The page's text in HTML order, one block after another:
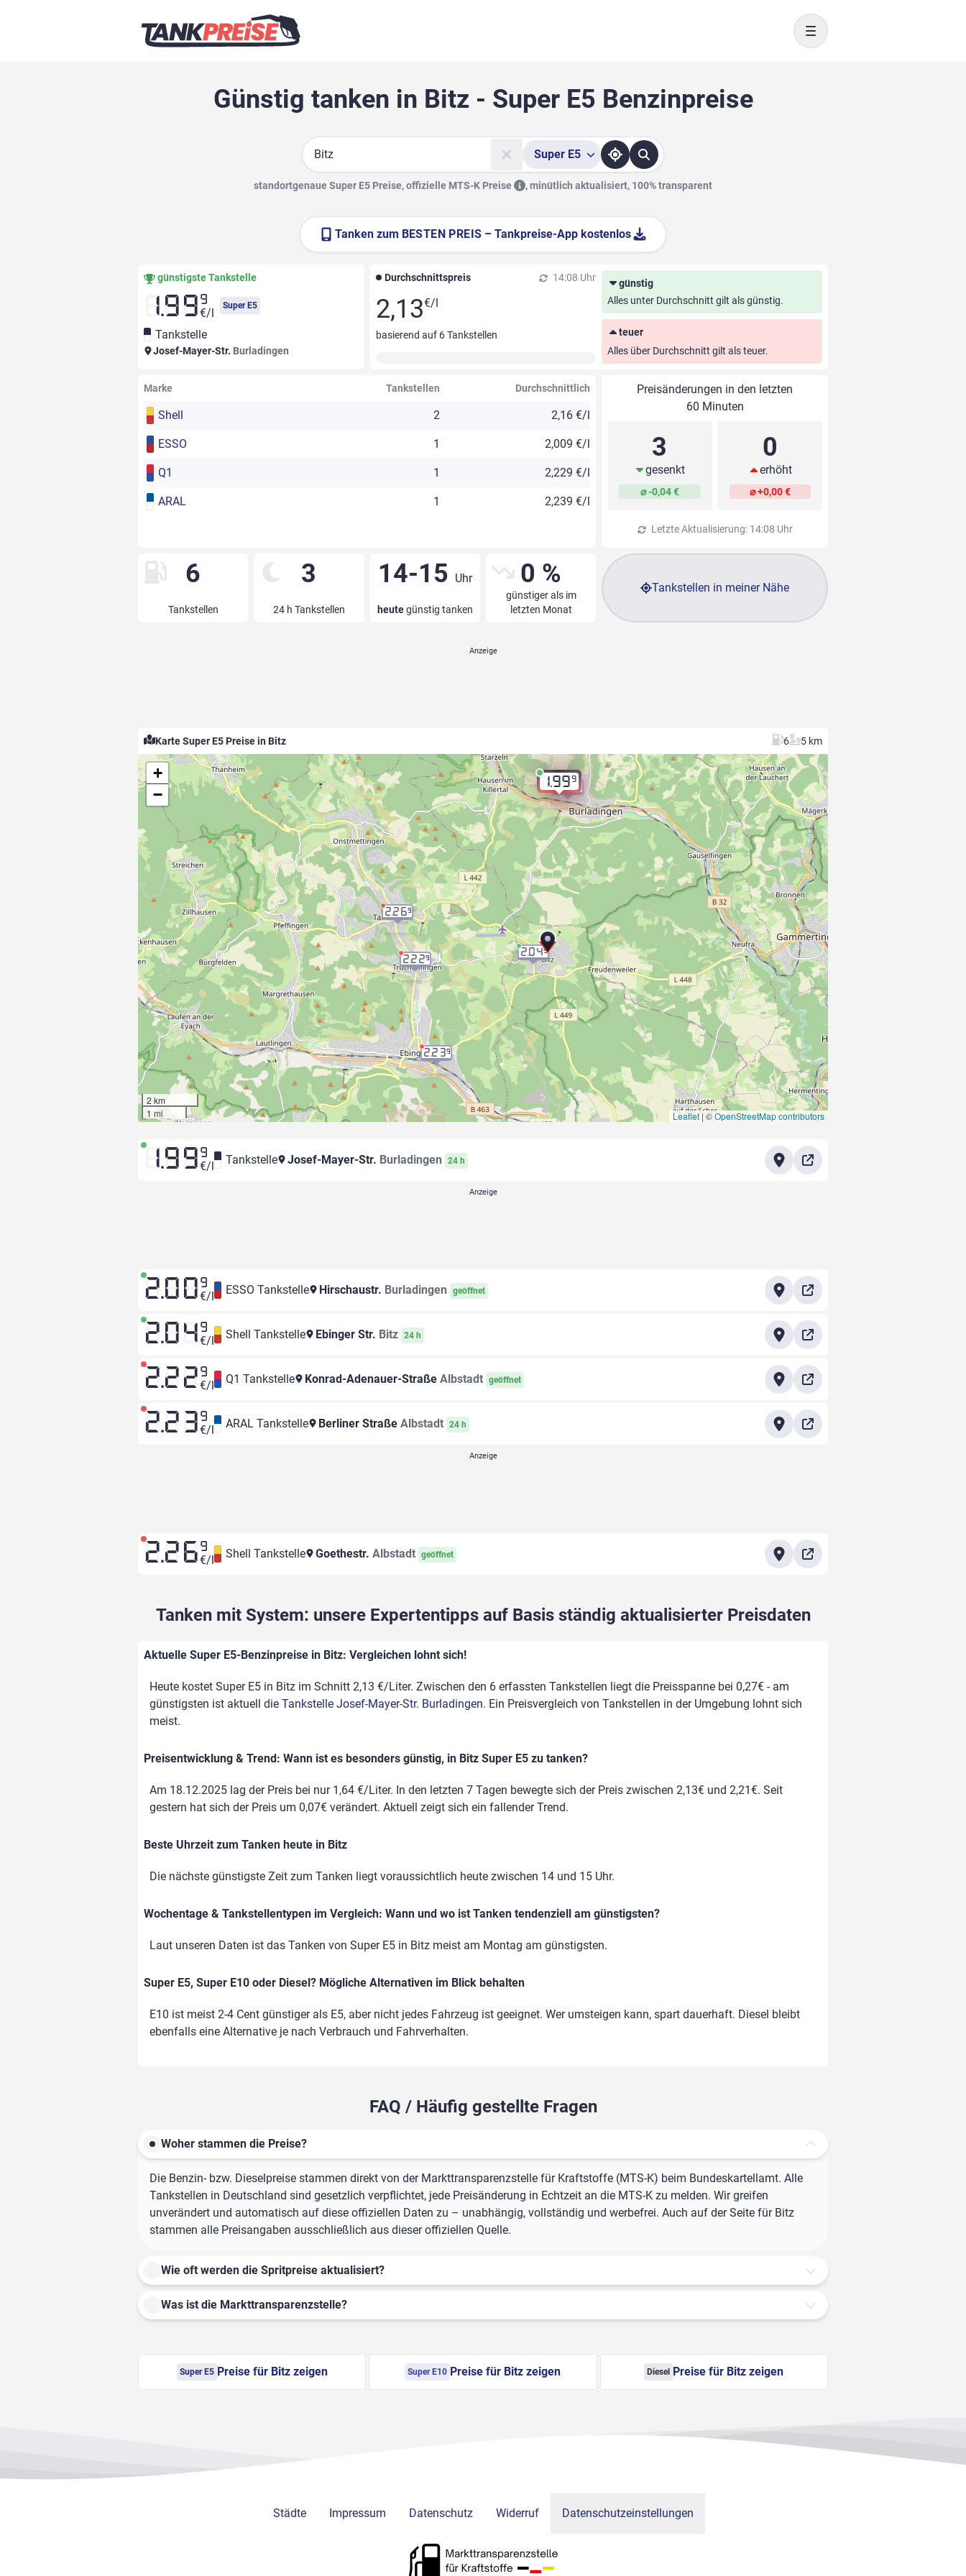
Toggle navigation
Günstig tanken in Bitz - Super E5 Benzinpreise
Suche
Super E5
standortgenaue Super E5 Preise, offizielle MTS-K Preise ,minütlich aktualisiert, 100% transparent
Tanken zum BESTEN PREIS – Tankpreise-App kostenlos
günstigste Tankstelle
1.99 9
€/l
Super E5
Tankstelle
Josef-Mayer-Str. Burladingen
Durchschnittspreis 14:08 Uhr
2,13€/l
basierend auf 6Tankstellen
günstig
Alles unter Durchschnitt gilt als günstig.
teuer
Alles über Durchschnitt gilt als teuer.
Marke Tankstellen Durchschnittlich
Shell 2 2,16 €/l
ESSO 1 2,009 €/l
Q1 1 2,229 €/l
ARAL 1 2,239 €/l
Preisänderungen in den letzten
60 Minuten
3
gesenkt
⌀ -0,04 €
0
erhöht
⌀ +0,00 €
Letzte Aktualisierung: 14:08 Uhr
6
Tankstellen
3
24 h Tankstellen
14-15 Uhr
heutegünstig tanken
0 %
günstiger als im
letzten Monat
Tankstellen in meiner Nähe
Karte Super E5 Preise in Bitz 6 5 km
1.999
2.239
2.269
2.229
2.049
2.00
+
−
2 km
1 mi
Leaflet|©OpenStreetMap contributors
1.99 9
€/l Tankstelle Josef-Mayer-Str. Burladingen 24 h
2.00 9
€/l ESSO Tankstelle Hirschaustr. Burladingen geöffnet
2.04 9
€/l Shell Tankstelle Ebinger Str. Bitz 24 h
2.22 9
€/l Q1 Tankstelle Konrad-Adenauer-Straße Albstadt geöffnet
2.23 9
€/l ARAL Tankstelle Berliner Straße Albstadt 24 h
2.26 9
€/l Shell Tankstelle Goethestr. Albstadt geöffnet
Tanken mit System: unsere Expertentipps auf Basis ständig aktualisierter Preisdaten
Aktuelle Super E5-Benzinpreise in Bitz: Vergleichen lohnt sich!
Heute kostet Super E5 in Bitz im Schnitt 2,13 €/Liter. Zwischen den 6 erfassten Tankstellen liegt die Preisspanne bei 0,27€ - am
günstigsten ist aktuell die Tankstelle Josef-Mayer-Str. Burladingen. Ein Preisvergleich von Tankstellen in der Umgebung lohnt sich
meist.
Preisentwicklung & Trend: Wann ist es besonders günstig, in Bitz Super E5 zu tanken?
Am 18.12.2025 lag der Preis bei nur 1,64 €/Liter. In den letzten 7 Tagen bewegte sich der Preis zwischen 2,13€ und 2,21€. Seit
gestern hat sich der Preis um 0,07€ verändert. Aktuell zeigt sich ein fallender Trend.
Beste Uhrzeit zum Tanken heute in Bitz
Die nächste günstigste Zeit zum Tanken liegt voraussichtlich heute zwischen 14 und 15 Uhr.
Wochentage & Tankstellentypen im Vergleich: Wann und wo ist Tanken tendenziell am günstigsten?
Laut unseren Daten ist das Tanken von Super E5 in Bitz meist am Montag am günstigsten.
Super E5, Super E10 oder Diesel? Mögliche Alternativen im Blick behalten
E10 ist meist 2-4 Cent günstiger als E5, aber nicht jedes Fahrzeug ist geeignet. Wer umsteigen kann, spart dauerhaft. Diesel bleibt
ebenfalls eine Alternative je nach Verbrauch und Fahrverhalten.
FAQ / Häufig gestellte Fragen
Woher stammen die Preise?
Die Benzin- bzw. Dieselpreise stammen direkt von der Markttransparenzstelle für Kraftstoffe (MTS-K) beim Bundeskartellamt. Alle
Tankstellen in Deutschland sind gesetzlich verpflichtet, jede Preisänderung in Echtzeit an die MTS-K zu melden. Wir greifen
unverändert und automatisch auf diese offiziellen Daten zu – unabhängig, vollständig und werbefrei. Auch auf der Seite für Bitz
stammen alle Preisangaben ausschließlich aus dieser offiziellen Quelle.
Wie oft werden die Spritpreise aktualisiert?
Was ist die Markttransparenzstelle?
Super E5 Preise für Bitz zeigen Super E10 Preise für Bitz zeigen Diesel Preise für Bitz zeigen
Städte Impressum Datenschutz Widerruf Datenschutzeinstellungen